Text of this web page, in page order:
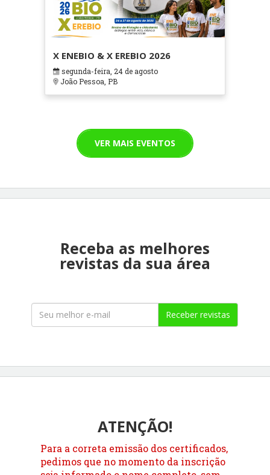
X ENEBIO & X EREBIO 2026
segunda-feira, 24 de agosto
João Pessoa, PB
VER MAIS EVENTOS
Receba as melhores
revistas da sua área
Receber revistas
ATENÇÃO!
Para a correta emissão dos certificados,
pedimos que no momento da inscrição